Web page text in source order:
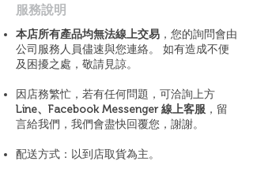
​服務說明
本店所有產品均無法線上交易 ，您的詢問會由
公司服務人員儘速與您連絡。 如有造成不便
及困擾之處，敬請見諒。
因店務繁忙，若有任何問題，可洽詢上方
Line、Facebook Messenger 線上客服 ，留
言給我們，我們會盡快回覆您，謝謝。
配送方式：以到店取貨為主。